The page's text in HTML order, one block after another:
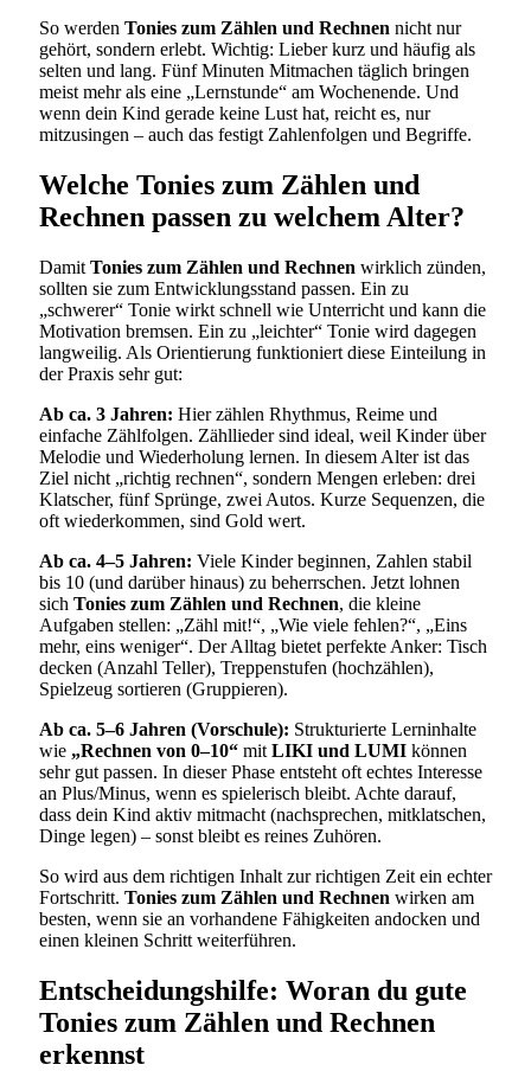
So werden Tonies zum Zählen und Rechnen nicht nur
gehört, sondern erlebt. Wichtig: Lieber kurz und häufig als
selten und lang. Fünf Minuten Mitmachen täglich bringen
meist mehr als eine „Lernstunde“ am Wochenende. Und
wenn dein Kind gerade keine Lust hat, reicht es, nur
mitzusingen – auch das festigt Zahlenfolgen und Begriffe.
Welche Tonies zum Zählen und
Rechnen passen zu welchem Alter?
Damit Tonies zum Zählen und Rechnen wirklich zünden,
sollten sie zum Entwicklungsstand passen. Ein zu
„schwerer“ Tonie wirkt schnell wie Unterricht und kann die
Motivation bremsen. Ein zu „leichter“ Tonie wird dagegen
langweilig. Als Orientierung funktioniert diese Einteilung in
der Praxis sehr gut:
Ab ca. 3 Jahren: Hier zählen Rhythmus, Reime und
einfache Zählfolgen. Zähllieder sind ideal, weil Kinder über
Melodie und Wiederholung lernen. In diesem Alter ist das
Ziel nicht „richtig rechnen“, sondern Mengen erleben: drei
Klatscher, fünf Sprünge, zwei Autos. Kurze Sequenzen, die
oft wiederkommen, sind Gold wert.
Ab ca. 4–5 Jahren: Viele Kinder beginnen, Zahlen stabil
bis 10 (und darüber hinaus) zu beherrschen. Jetzt lohnen
sich Tonies zum Zählen und Rechnen, die kleine
Aufgaben stellen: „Zähl mit!“, „Wie viele fehlen?“, „Eins
mehr, eins weniger“. Der Alltag bietet perfekte Anker: Tisch
decken (Anzahl Teller), Treppenstufen (hochzählen),
Spielzeug sortieren (Gruppieren).
Ab ca. 5–6 Jahren (Vorschule): Strukturierte Lerninhalte
wie „Rechnen von 0–10“ mit LIKI und LUMI können
sehr gut passen. In dieser Phase entsteht oft echtes Interesse
an Plus/Minus, wenn es spielerisch bleibt. Achte darauf,
dass dein Kind aktiv mitmacht (nachsprechen, mitklatschen,
Dinge legen) – sonst bleibt es reines Zuhören.
So wird aus dem richtigen Inhalt zur richtigen Zeit ein echter
Fortschritt. Tonies zum Zählen und Rechnen wirken am
besten, wenn sie an vorhandene Fähigkeiten andocken und
einen kleinen Schritt weiterführen.
Entscheidungshilfe: Woran du gute
Tonies zum Zählen und Rechnen
erkennst